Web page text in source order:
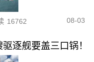
16762 08-03
逐舰要盖三口锅！